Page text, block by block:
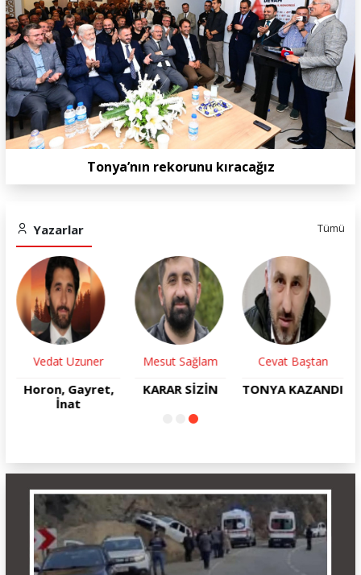
Tonya’nın rekorunu kıracağız
Yazarlar Tümü
Tuncay Beşel
YENİDEN DİRİLİŞ
Hayri Yıldız
Bir Darbenin
Vedat Uzuner
Horon, Gayret,